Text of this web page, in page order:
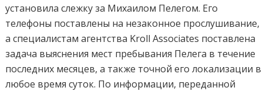
установила слежку за Михаилом Пелегом. Его
телефоны поставлены на незаконное прослушивание,
а специалистам агентства Kroll Associates поставлена
задача выяснения мест пребывания Пелега в течение
последних месяцев, а также точной его локализации в
любое время суток. По информации, переданной